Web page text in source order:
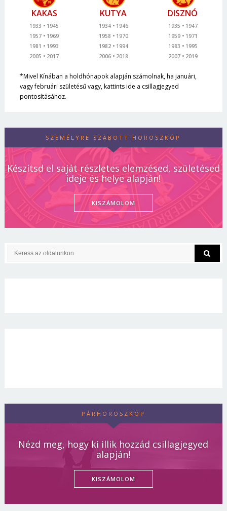
KAKAS
1933
1945
1957
1969
1981
1993
2005
2017
KUTYA
1934
1946
1958
1970
1982
1994
2006
2018
DISZNÓ
1935
1947
1959
1971
1983
1995
2007
2019
*Mivel Kínában a holdhónapok alapján számolnak, ha januári,
vagy februári születésű vagy, kattints ide a csillagjegyed
pontosításához.
SZEMÉLYRE SZABOTT HOROSZKÓP
Készítsd el saját részletes elemzésed, születésed
ideje és helye alapján!
KISZÁMOLOM
PÁRHOROSZKÓP
Nézd meg, hogy ki illik hozzád csillagjegyed
alapján!
KISZÁMOLOM